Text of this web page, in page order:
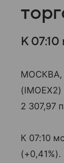
К 07:10
МОСКВА,
2 307,97
К 07:10
(+0,41%).